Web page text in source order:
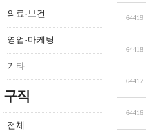
의료·보건
영업·마케팅
기타
구직
전체
64419
64418
64417
64416